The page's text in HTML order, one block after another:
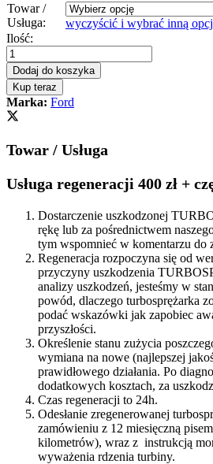
Towar /
Usługa:
wyczyścić i wybrać inną
Turbosprężarka
turbina
FORD
S-
MAX
2.0
115
760774
quantity
Ilość:
Dodaj do koszyka
Kup teraz
Marka: Ford
Towar / Usługa
Usługa regeneracji 400 zł +
Dostarczenie uszkodzonej
rękę lub za pośrednictwem
tym wspomnieć w komentarzu do
Regeneracja rozpoczyna się od
przyczyny uszkodzenia
analizy uszkodzeń, jesteśmy w
powód, dlaczego turbosprężarka
podać wskazówki jak zapobiec
przyszłości.
Określenie stanu zużycia
wymiana na nowe (najlepszej
prawidłowego działania. Po
dodatkowych kosztach, za
Czas regeneracji to 24h.
Odesłanie zregenerowanej
zamówieniu z 12 miesięczną
kilometrów), wraz z instrukcją
wyważenia rdzenia turbiny.